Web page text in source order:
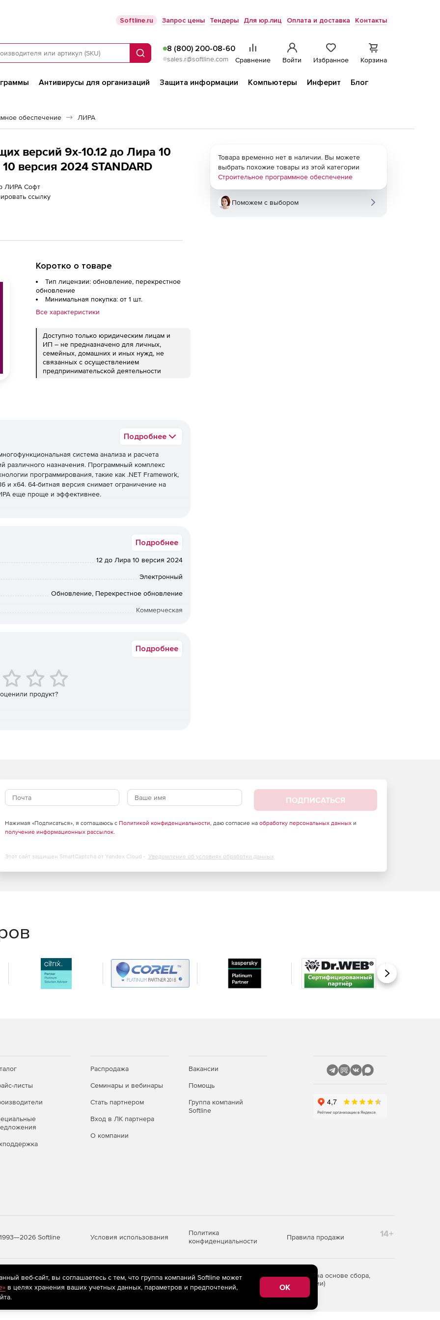
Softline.ru Запрос цены Тендеры Для юр.лиц Оплата и доставка Контакты
Поиск
8 (800) 200-08-60
sales.r@softline.com Сравнение Войти Избранное Корзина
Антивирусы для организаций Защита информации Компьютеры Инферит
Блог
обеспечение ЛИРА
версий 9х-10.12 до Лира 10
версия 2024 STANDARD
ЛИРА Софт
ссылку
Коротко о товаре
Тип лицензии: обновление, перекрестное
обновление
Минимальная покупка: от 1 шт.
Все характеристики
Доступно только юридическим лицам и
ИП – не предназначено для личных,
семейных, домашних и иных нужд, не
связанных с осуществлением
предпринимательской деятельности
Подробнее
система анализа и расчета
различного назначения. Программный комплекс
программирования, такие как .NET Framework,
и x64. 64-битная версия снимает ограничение на
еще проще и эффективнее.
в виде эпюр стержневых аналитических
заданных на пластинчатые элементы Autodesk
элемент интерфейса, что позволяет быстрее
сквозными сечениями с 3 ветвями.
бункера.
грунта.
нормативам СССР, Украины, Российской Федерации и
Подробнее
12 до Лира 10 версия 2024
Электронный
Обновление, Перекрестное обновление
Коммерческая
Подробнее
продукт?
Товара временно нет в наличии. Вы можете
выбрать похожие товары из этой категории
Строительное программное обеспечение
Поможем с выбором
ПОДПИСАТЬСЯ
Нажимая «Подписаться», я соглашаюсь с Политикой конфиденциальности, даю согласие на обработку персональных данныхи
получение информационных рассылок.
Этот сайт защищен SmartCaptcha от Yandex Cloud - Уведомление об условиях обработки данных
Вперед
листы
Распродажа
Семинары и вебинары
Стать партнером
Вход в ЛК партнера
О компании
Вакансии
Помощь
Группа компаний
Softline
Softline Условия использования
Политика
конфиденциальности
Правила продажи 14+
рекомендательные технологии(информационные технологии предоставления информации на основе сбора,
пользователей сети «Интернет», находящихся на территории Российской Федерации)
веб-сайт, вы соглашаетесь с тем, что группа компаний Softline может
в целях хранения ваших учетных данных, параметров и предпочтений,
OK